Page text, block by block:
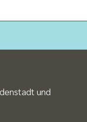
und